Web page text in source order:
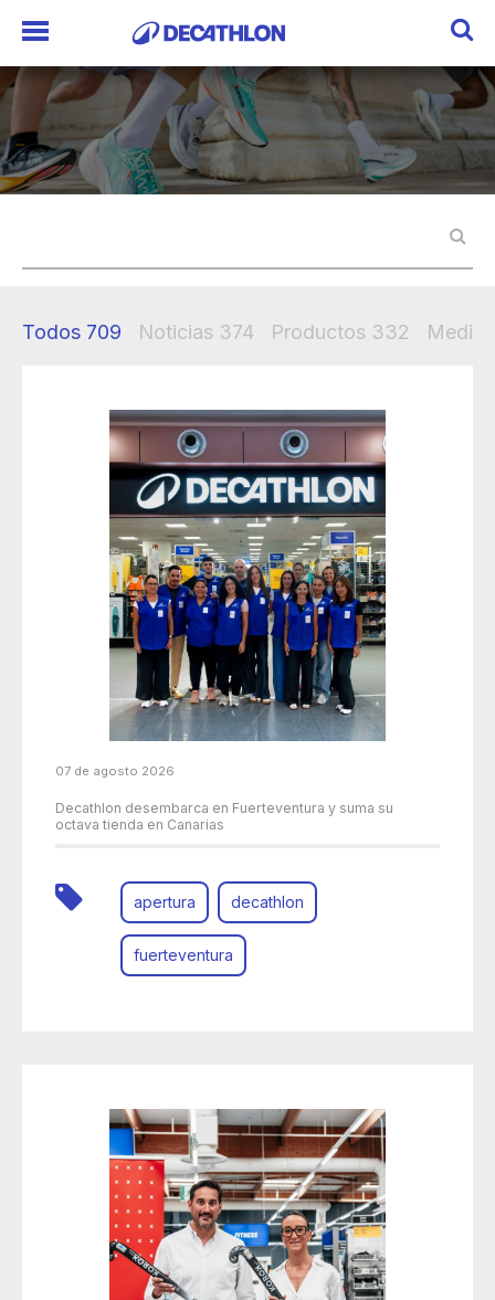
Todos 709 Noticias 374 Productos 332
07 de agosto 2026
Decathlon desembarca en Fuerteventura y suma su
octava tienda en Canarias
apertura decathlon
fuerteventura